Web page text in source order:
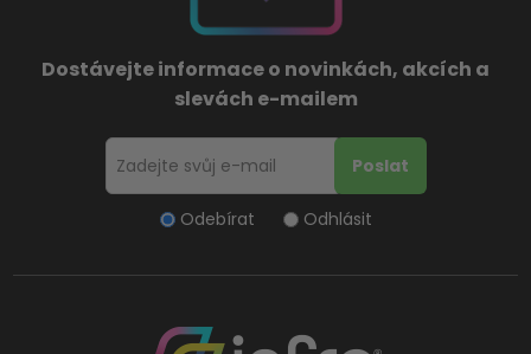
Dostávejte informace o novinkách, akcích a
slevách e-mailem
Odebírat Odhlásit